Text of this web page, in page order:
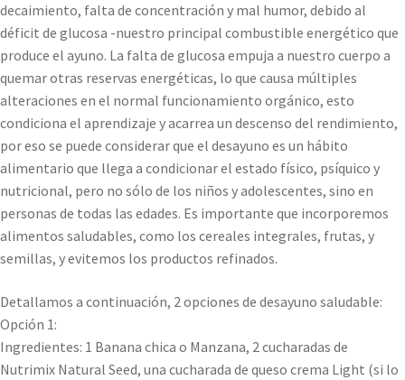
decaimiento, falta de concentración y mal humor, debido al
déficit de glucosa -nuestro principal combustible energético que
produce el ayuno. La falta de glucosa empuja a nuestro cuerpo a
quemar otras reservas energéticas, lo que causa múltiples
alteraciones en el normal funcionamiento orgánico, esto
condiciona el aprendizaje y acarrea un descenso del rendimiento,
por eso se puede considerar que el desayuno es un hábito
alimentario que llega a condicionar el estado físico, psíquico y
nutricional, pero no sólo de los niños y adolescentes, sino en
personas de todas las edades. Es importante que incorporemos
alimentos saludables, como los cereales integrales, frutas, y
semillas, y evitemos los productos refinados.
Detallamos a continuación, 2 opciones de desayuno saludable:
Opción 1:
Ingredientes: 1 Banana chica o Manzana, 2 cucharadas de
Nutrimix Natural Seed, una cucharada de queso crema Light (si lo